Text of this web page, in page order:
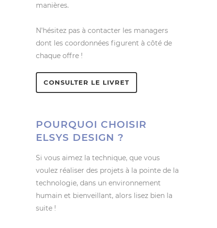
manières.
N’hésitez pas à contacter les managers
dont les coordonnées figurent à côté de
chaque offre !
CONSULTER LE LIVRET
POURQUOI CHOISIR
ELSYS DESIGN ?
Si vous aimez la technique, que vous
voulez réaliser des projets à la pointe de la
technologie, dans un environnement
humain et bienveillant, alors lisez bien la
suite !